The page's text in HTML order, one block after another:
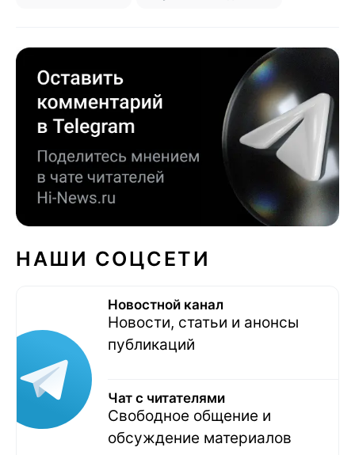
НАШИ СОЦСЕТИ
Новостной канал
Новости, статьи и анонсы
публикаций
Чат с читателями
Свободное общение и
обсуждение материалов